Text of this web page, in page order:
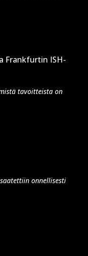
Frankfurtin ISH-
tavoitteista on
onnellisesti